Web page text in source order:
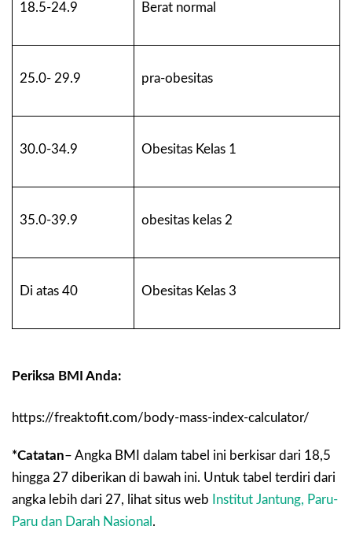
18.5-24.9 Berat normal
25.0- 29.9 pra-obesitas
30.0-34.9 Obesitas Kelas 1
35.0-39.9 obesitas kelas 2
Di atas 40 Obesitas Kelas 3
Periksa BMI Anda:
https://freaktofit.com/body-mass-index-calculator/
*Catatan– Angka BMI dalam tabel ini berkisar dari 18,5
hingga 27 diberikan di bawah ini. Untuk tabel terdiri dari
angka lebih dari 27, lihat situs web
Institut Jantung, Paru-
Paru dan Darah Nasional .